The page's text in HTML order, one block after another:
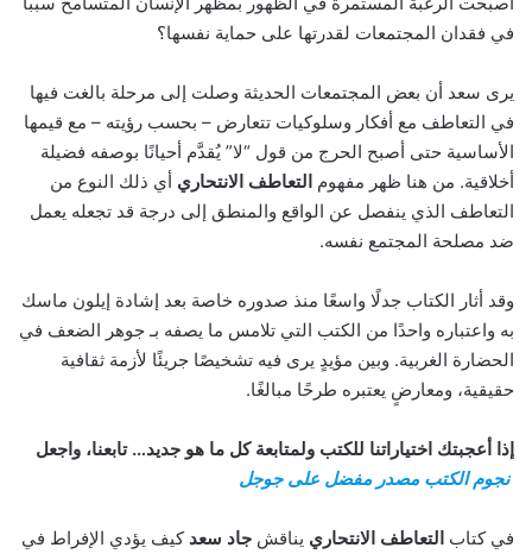
في فقدان المجتمعات لقدرتها على حماية نفسها؟
يرى سعد أن بعض المجتمعات الحديثة وصلت إلى مرحلة بالغت فيها
في التعاطف مع أفكار وسلوكيات تتعارض – بحسب رؤيته – مع قيمها
الأساسية حتى أصبح الحرج من قول “لا” يُقدَّم أحيانًا بوصفه فضيلة
أخلاقية. من هنا ظهر مفهوم التعاطف الانتحاري أي ذلك النوع من
التعاطف الذي ينفصل عن الواقع والمنطق إلى درجة قد تجعله يعمل
ضد مصلحة المجتمع نفسه.
وقد أثار الكتاب جدلًا واسعًا منذ صدوره خاصة بعد إشادة إيلون ماسك
به واعتباره واحدًا من الكتب التي تلامس ما يصفه بـ جوهر الضعف في
الحضارة الغربية. وبين مؤيدٍ يرى فيه تشخيصًا جريئًا لأزمة ثقافية
حقيقية، ومعارضٍ يعتبره طرحًا مبالغًا.
إذا أعجبتك اختياراتنا للكتب ولمتابعة كل ما هو جديد… تابعنا، واجعل
نجوم الكتب مصدر مفضل على جوجل
في كتاب التعاطف الانتحاري يناقش جاد سعد كيف يؤدي الإفراط في